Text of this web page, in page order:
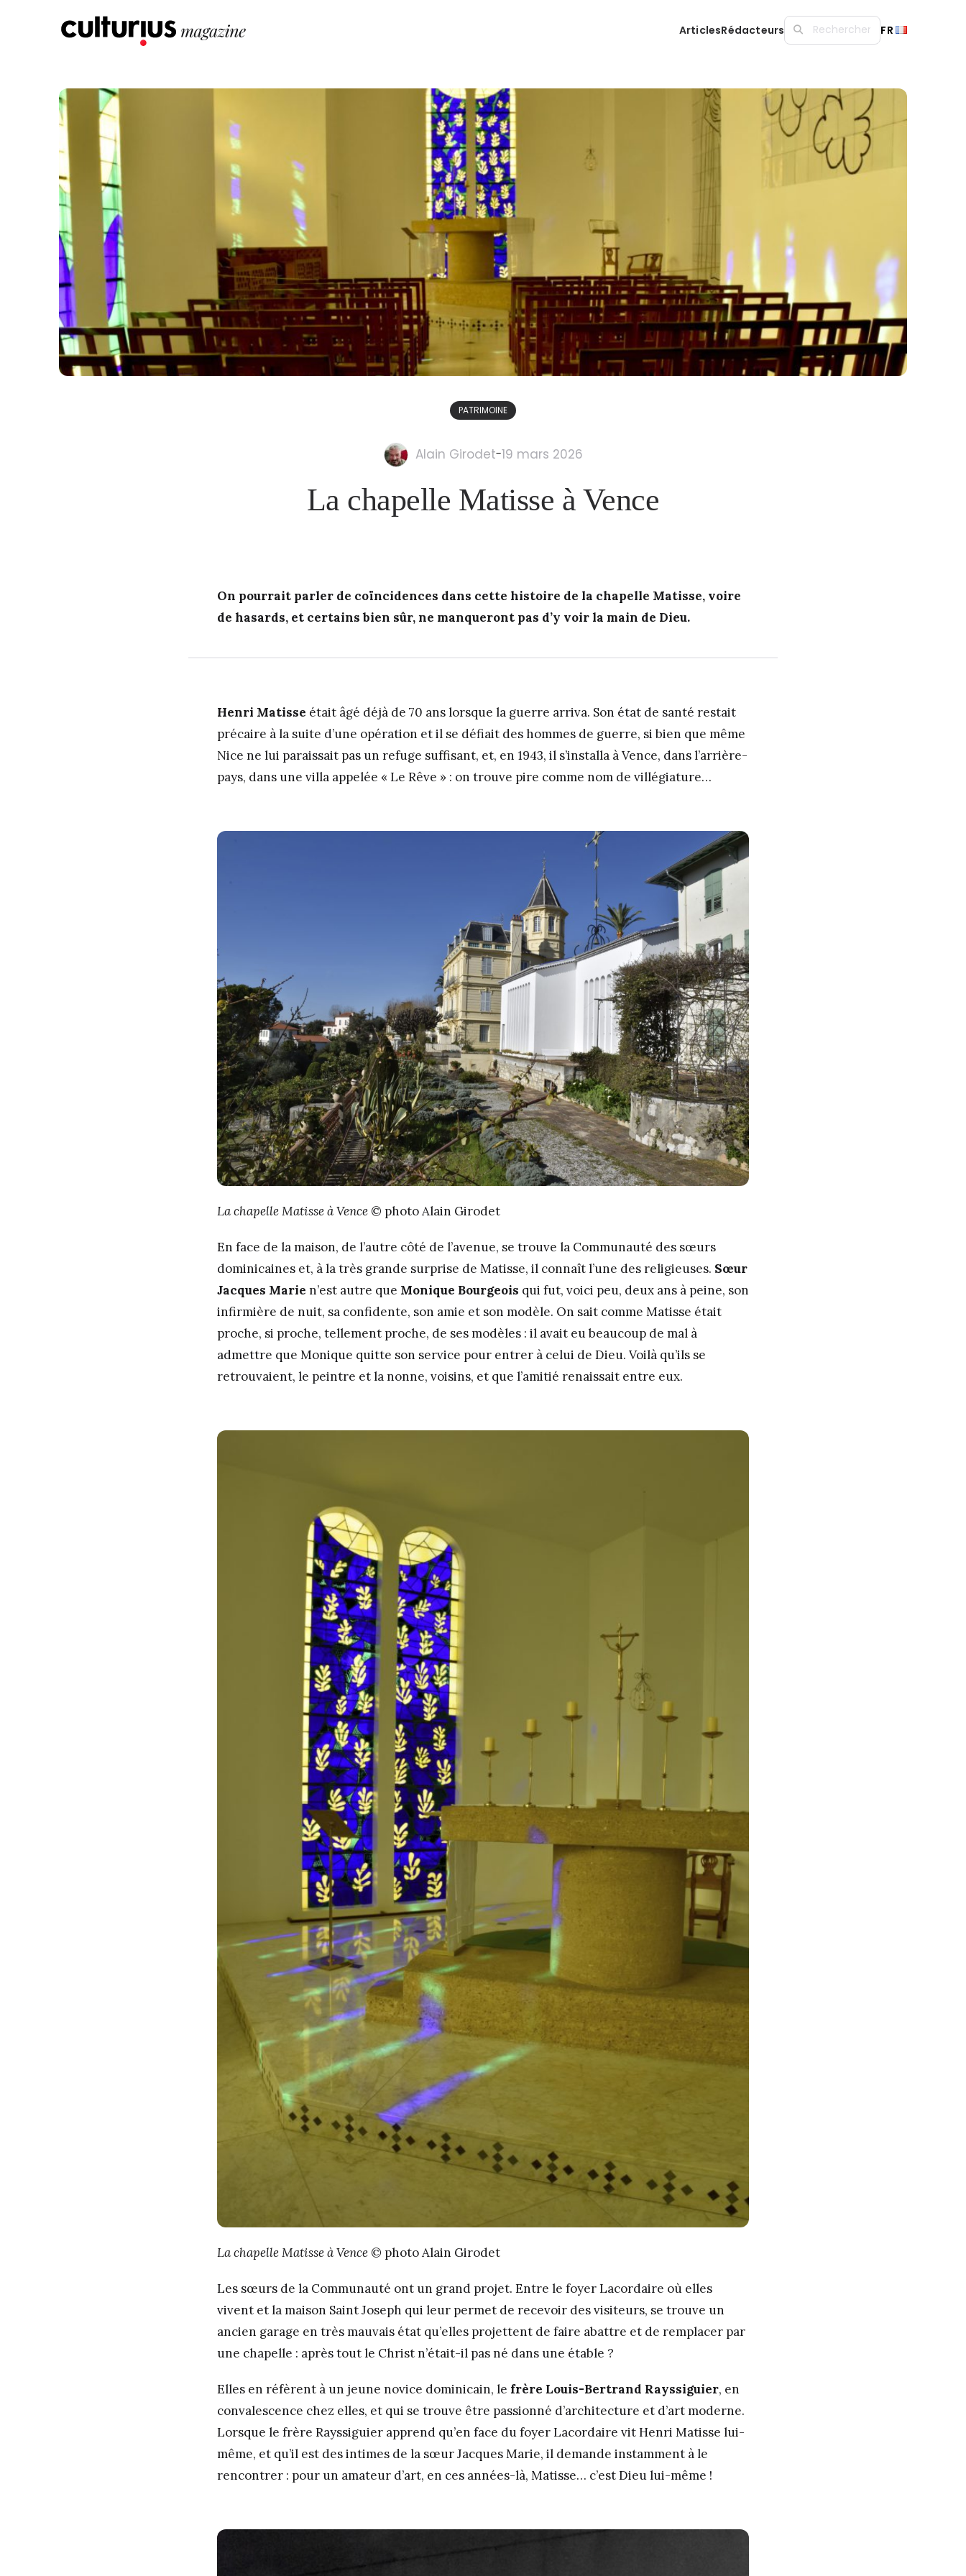
ArticlesRédacteurs FR
PATRIMOINE
Alain Girodet-19 mars 2026
La chapelle Matisse à Vence
On pourrait parler de coïncidences dans cette histoire de la chapelle Matisse, voire
de hasards, et certains bien sûr, ne manqueront pas d’y voir la main de Dieu.
Henri Matisse était âgé déjà de 70 ans lorsque la guerre arriva. Son état de santé restait
précaire à la suite d’une opération et il se défiait des hommes de guerre, si bien que même
Nice ne lui paraissait pas un refuge suffisant, et, en 1943, il s’installa à Vence, dans l’arrière-
pays, dans une villa appelée « Le Rêve » : on trouve pire comme nom de villégiature…
La chapelle Matisse à Vence © photo Alain Girodet
En face de la maison, de l’autre côté de l’avenue, se trouve la Communauté des sœurs
dominicaines et, à la très grande surprise de Matisse, il connaît l’une des religieuses. Sœur
Jacques Marie n’est autre que Monique Bourgeois qui fut, voici peu, deux ans à peine, son
infirmière de nuit, sa confidente, son amie et son modèle. On sait comme Matisse était
proche, si proche, tellement proche, de ses modèles : il avait eu beaucoup de mal à
admettre que Monique quitte son service pour entrer à celui de Dieu. Voilà qu’ils se
retrouvaient, le peintre et la nonne, voisins, et que l’amitié renaissait entre eux.
La chapelle Matisse à Vence © photo Alain Girodet
Les sœurs de la Communauté ont un grand projet. Entre le foyer Lacordaire où elles
vivent et la maison Saint Joseph qui leur permet de recevoir des visiteurs, se trouve un
ancien garage en très mauvais état qu’elles projettent de faire abattre et de remplacer par
une chapelle : après tout le Christ n’était-il pas né dans une étable ?
Elles en réfèrent à un jeune novice dominicain, le frère Louis-Bertrand Rayssiguier, en
convalescence chez elles, et qui se trouve être passionné d’architecture et d’art moderne.
Lorsque le frère Rayssiguier apprend qu’en face du foyer Lacordaire vit Henri Matisse lui-
même, et qu’il est des intimes de la sœur Jacques Marie, il demande instamment à le
rencontrer : pour un amateur d’art, en ces années-là, Matisse… c’est Dieu lui-même !